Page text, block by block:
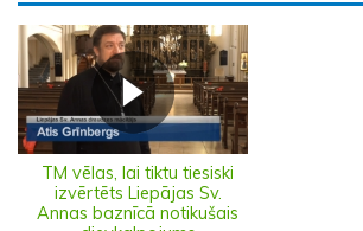
TM vēlas, lai tiktu tiesiski
izvērtēts Liepājas Sv.
Annas baznīcā notikušais